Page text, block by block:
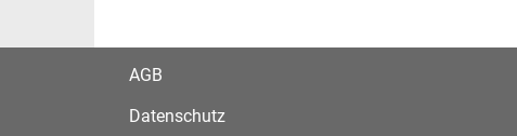
AGB
Datenschutz